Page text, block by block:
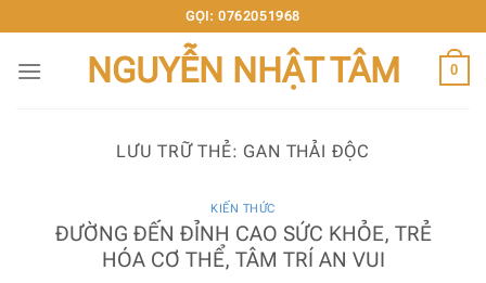
đến
nội
GỌI: 0762051968
NGUYỄN NHẬT TÂM 0
LƯU TRỮ THẺ: GAN THẢI ĐỘC
KIẾN THỨC
ĐƯỜNG ĐẾN ĐỈNH CAO SỨC KHỎE, TRẺ
HÓA CƠ THỂ, TÂM TRÍ AN VUI